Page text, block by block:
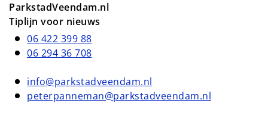
ParkstadVeendam.nl
Tiplijn voor nieuws
06 422 399 88
06 294 36 708
info@parkstadveendam.nl
peterpanneman@parkstadveendam.nl